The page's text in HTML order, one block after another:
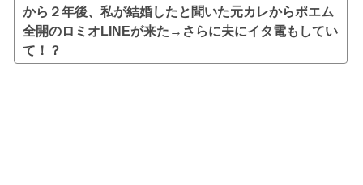
から２年後、私が結婚したと聞いた元カレからポエム
全開のロミオLINEが来た→さらに夫にイタ電もしてい
て！？